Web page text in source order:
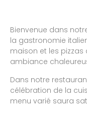
Bienvenue dans
la gastronomie
maison et les
ambiance
Dans notre
célébration de la
menu varié saura